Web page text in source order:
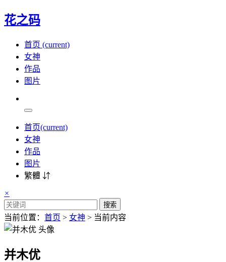
花之码
首页 (current)
女神
作品
图片
首页(current)
女神
作品
图片
繁體 ⇵
×
搜索
当前位置： 首页 > 女神 > 当前内容
并木优